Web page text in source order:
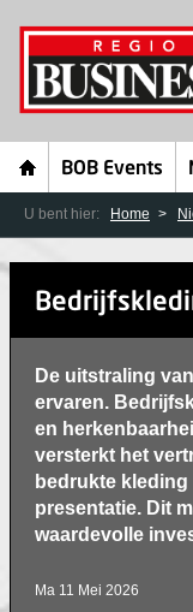
BOB Events
U bent hier: Home
De uitstraling
ervaren.
en
versterkt het
bedrukte kleding
presentatie. Dit
waardevolle
Ma 11 Mei 2026